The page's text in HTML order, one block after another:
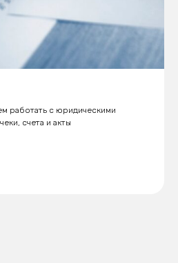
работать с юридическими
счета и акты